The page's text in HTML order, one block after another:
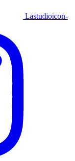
Lastudioicon-